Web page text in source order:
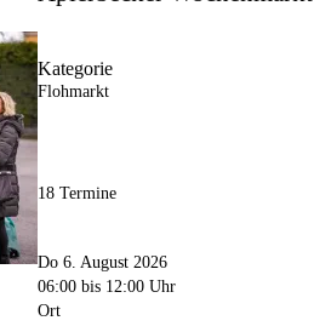
Kategorie
Flohmarkt
18 Termine
Do 6. August 2026
06:00bis 12:00 Uhr
Ort